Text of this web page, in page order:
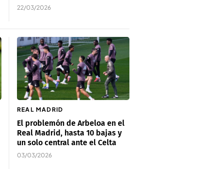
22/03/2026
REAL MADRID
El problemón de Arbeloa en el
Real Madrid, hasta 10 bajas y
un solo central ante el Celta
03/03/2026